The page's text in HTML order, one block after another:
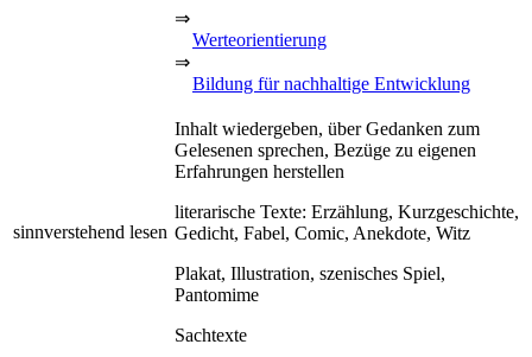
⇒
Werteorientierung
⇒
Bildung für nachhaltige Entwicklung
sinnverstehend lesen
Inhalt wiedergeben, über Gedanken zum
Gelesenen sprechen, Bezüge zu eigenen
Erfahrungen herstellen
literarische Texte: Erzählung, Kurzgeschichte,
Gedicht, Fabel, Comic, Anekdote, Witz
Plakat, Illustration, szenisches Spiel,
Pantomime
Sachtexte